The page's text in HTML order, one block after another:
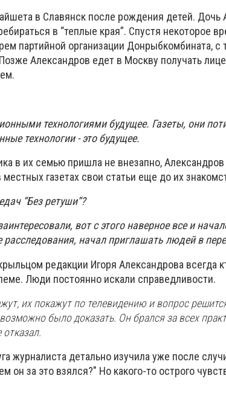
в Славянск после рождения детей. Дочь
в “теплые края”. Спустя некоторое
партийной организации Донрыбкомбината, с
Александров едет в Москву получать
технологиями будущее. Газеты, они
технологии - это будущее.
в их семью пришла не внезапно, Александров
газетах свои статьи еще до их
“Без ретуши”?
вот с этого наверное все и
начал приглашать людей в
редакции Игоря Александрова всегда
Люди постоянно искали справедливости.
их покажут по телевидению и вопрос
было доказать. Он брался за всех
журналиста детально изучила уже после
он за это взялся?" Но какого-то острого